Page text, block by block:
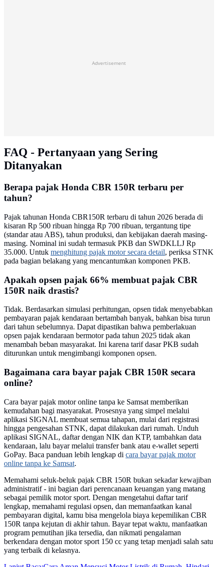
Advertisement
FAQ - Pertanyaan yang Sering
Ditanyakan
Berapa pajak Honda CBR 150R terbaru per
tahun?
Pajak tahunan Honda CBR150R terbaru di tahun 2026 berada di
kisaran Rp 500 ribuan hingga Rp 700 ribuan, tergantung tipe
(standar atau ABS), tahun produksi, dan kebijakan daerah masing-
masing. Nominal ini sudah termasuk PKB dan SWDKLLJ Rp
35.000. Untuk menghitung pajak motor secara detail, periksa STNK
pada bagian belakang yang mencantumkan komponen PKB.
Apakah opsen pajak 66% membuat pajak CBR
150R naik drastis?
Tidak. Berdasarkan simulasi perhitungan, opsen tidak menyebabkan
pembayaran pajak kendaraan bertambah banyak, bahkan bisa turun
dari tahun sebelumnya. Dapat dipastikan bahwa pemberlakuan
opsen pajak kendaraan bermotor pada tahun 2025 tidak akan
menambah beban masyarakat. Ini karena tarif dasar PKB sudah
diturunkan untuk mengimbangi komponen opsen.
Bagaimana cara bayar pajak CBR 150R secara
online?
Cara bayar pajak motor online tanpa ke Samsat memberikan
kemudahan bagi masyarakat. Prosesnya yang simpel melalui
aplikasi SIGNAL membuat semua tahapan, mulai dari registrasi
hingga pengesahan STNK, dapat dilakukan dari rumah. Unduh
aplikasi SIGNAL, daftar dengan NIK dan KTP, tambahkan data
kendaraan, lalu bayar melalui transfer bank atau e-wallet seperti
GoPay. Baca panduan lebih lengkap di cara bayar pajak motor
online tanpa ke Samsat.
Memahami seluk-beluk pajak CBR 150R bukan sekadar kewajiban
administratif - ini bagian dari perencanaan keuangan yang matang
sebagai pemilik motor sport. Dengan mengetahui daftar tarif
lengkap, memahami regulasi opsen, dan memanfaatkan kanal
pembayaran digital, kamu bisa mengelola biaya kepemilikan CBR
150R tanpa kejutan di akhir tahun. Bayar tepat waktu, manfaatkan
program pemutihan jika tersedia, dan nikmati pengalaman
berkendara dengan motor sport 150 cc yang tetap menjadi salah satu
yang terbaik di kelasnya.